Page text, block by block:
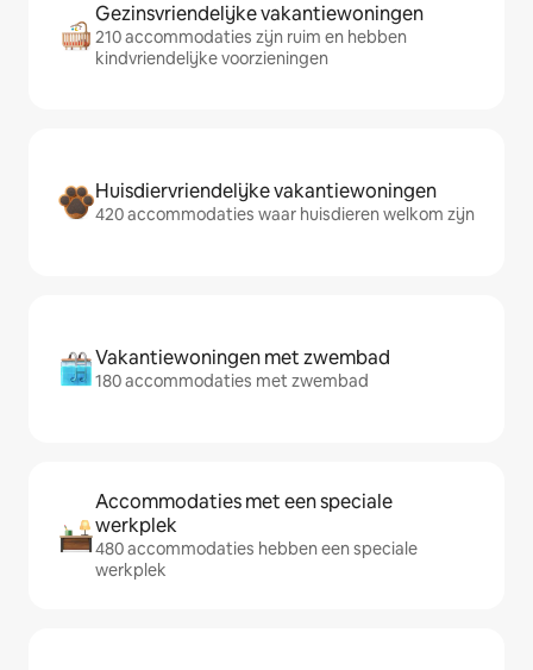
Gezinsvriendelijke vakantiewoningen
210 accommodaties zijn ruim en hebben
kindvriendelijke voorzieningen
Huisdiervriendelijke vakantiewoningen
420 accommodaties waar huisdieren welkom zijn
Vakantiewoningen met zwembad
180 accommodaties met zwembad
Accommodaties met een speciale
werkplek
480 accommodaties hebben een speciale
werkplek